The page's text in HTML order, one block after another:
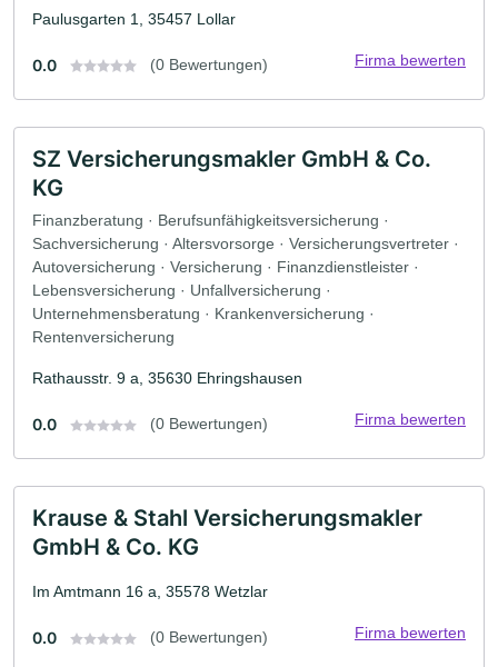
Paulusgarten 1, 35457 Lollar
0.0 (0 Bewertungen) Firma bewerten
SZ Versicherungsmakler GmbH & Co.
KG
Finanzberatung · Berufsunfähigkeitsversicherung ·
Sachversicherung · Altersvorsorge · Versicherungsvertreter ·
Autoversicherung · Versicherung · Finanzdienstleister ·
Lebensversicherung · Unfallversicherung ·
Unternehmensberatung · Krankenversicherung ·
Rentenversicherung
Rathausstr. 9 a, 35630 Ehringshausen
0.0 (0 Bewertungen) Firma bewerten
Krause & Stahl Versicherungsmakler
GmbH & Co. KG
Im Amtmann 16 a, 35578 Wetzlar
0.0 (0 Bewertungen) Firma bewerten